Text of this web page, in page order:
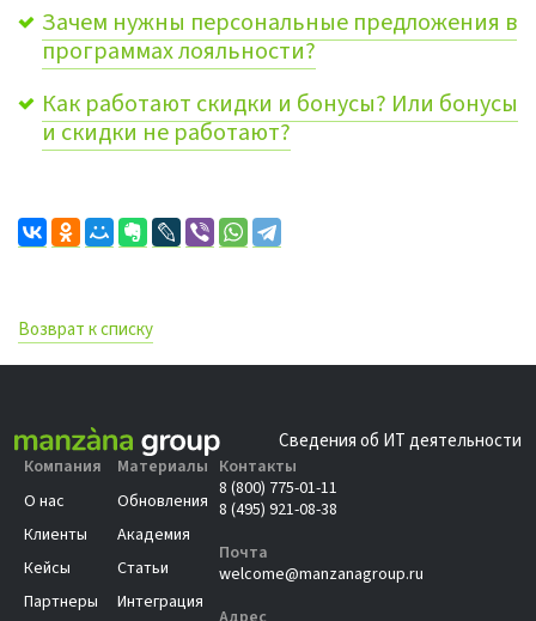
Зачем нужны персональные предложения в
программах лояльности?
Как работают скидки и бонусы? Или бонусы
и скидки не работают?
Возврат к списку
Сведения об ИТ деятельности
Компания
О нас
Клиенты
Кейсы
Партнеры
Материалы
Обновления
Академия
Статьи
Интеграция
Контакты
8 (800) 775-01-11
8 (495) 921-08-38
Почта
welcome@manzanagroup.ru